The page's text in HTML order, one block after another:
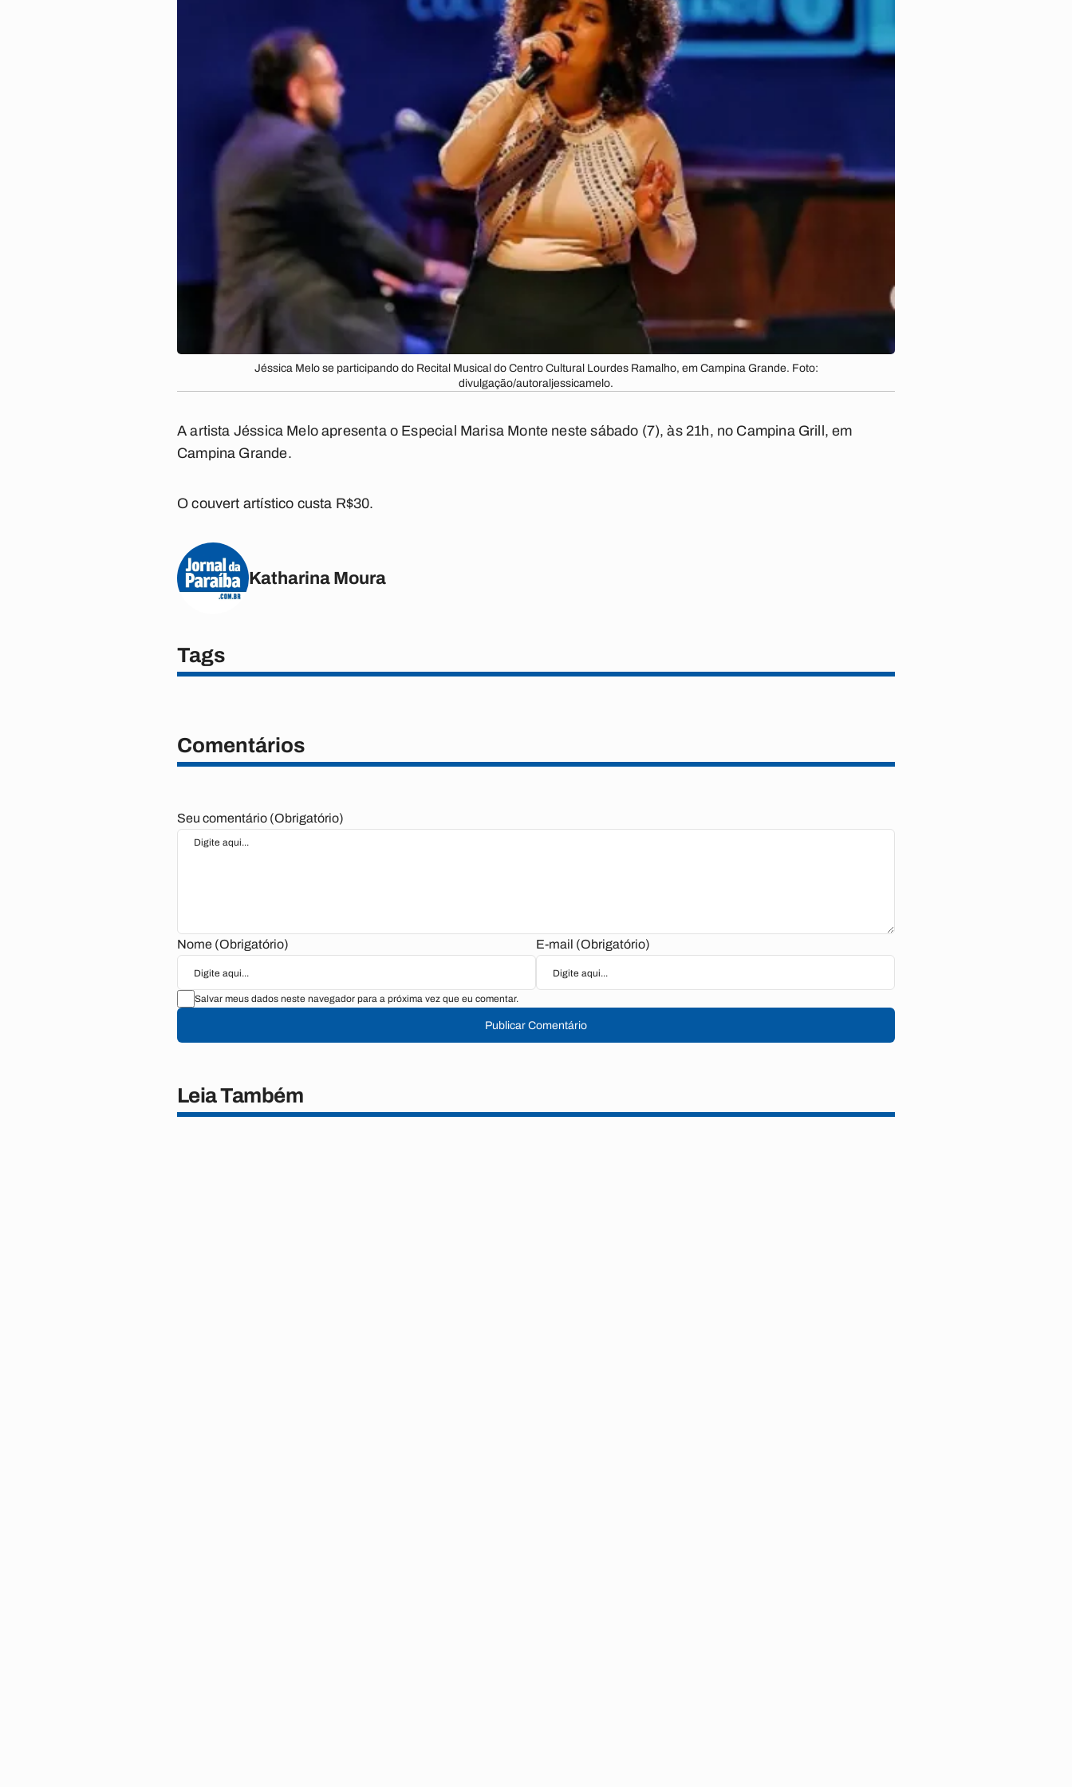
Jéssica Melo se participando do Recital Musical do Centro Cultural Lourdes Ramalho, em Campina Grande. Foto:
divulgação/autoraljessicamelo.
A artista Jéssica Melo apresenta o Especial Marisa Monte neste sábado (7), às 21h, no Campina Grill, em
Campina Grande.
O couvert artístico custa R$30.
Katharina Moura
Tags
Comentários
Seu comentário (Obrigatório)
Nome (Obrigatório) E-mail (Obrigatório)
Salvar meus dados neste navegador para a próxima vez que eu comentar.
Publicar Comentário
Leia Também